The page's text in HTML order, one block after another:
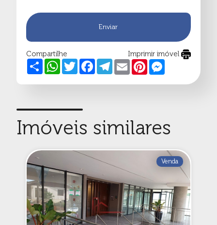
Enviar
Imprimir imóvel
Compartilhe
ShareWhatsApp
TwitterFacebookTelegram
EmailPinterestMessenger
Imóveis similares
Venda